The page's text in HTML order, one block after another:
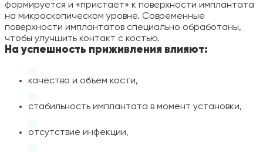
формируется и «пристает» к поверхности имплантата
на микроскопическом уровне. Современные
поверхности имплантатов специально обработаны,
чтобы улучшить контакт с костью.
На успешность приживления влияют:
качество и объем кости,
стабильность имплантата в момент установки,
отсутствие инфекции,